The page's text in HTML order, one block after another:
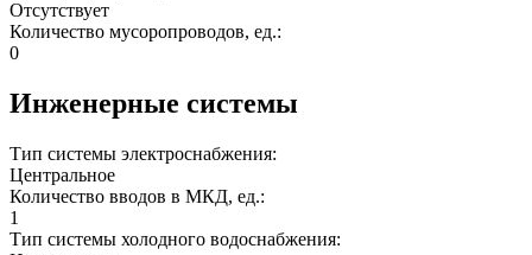
Отсутствует
Количество мусоропроводов, ед.:
0
Инженерные системы
Тип системы электроснабжения:
Центральное
Количество вводов в МКД, ед.:
1
Тип системы холодного водоснабжения: